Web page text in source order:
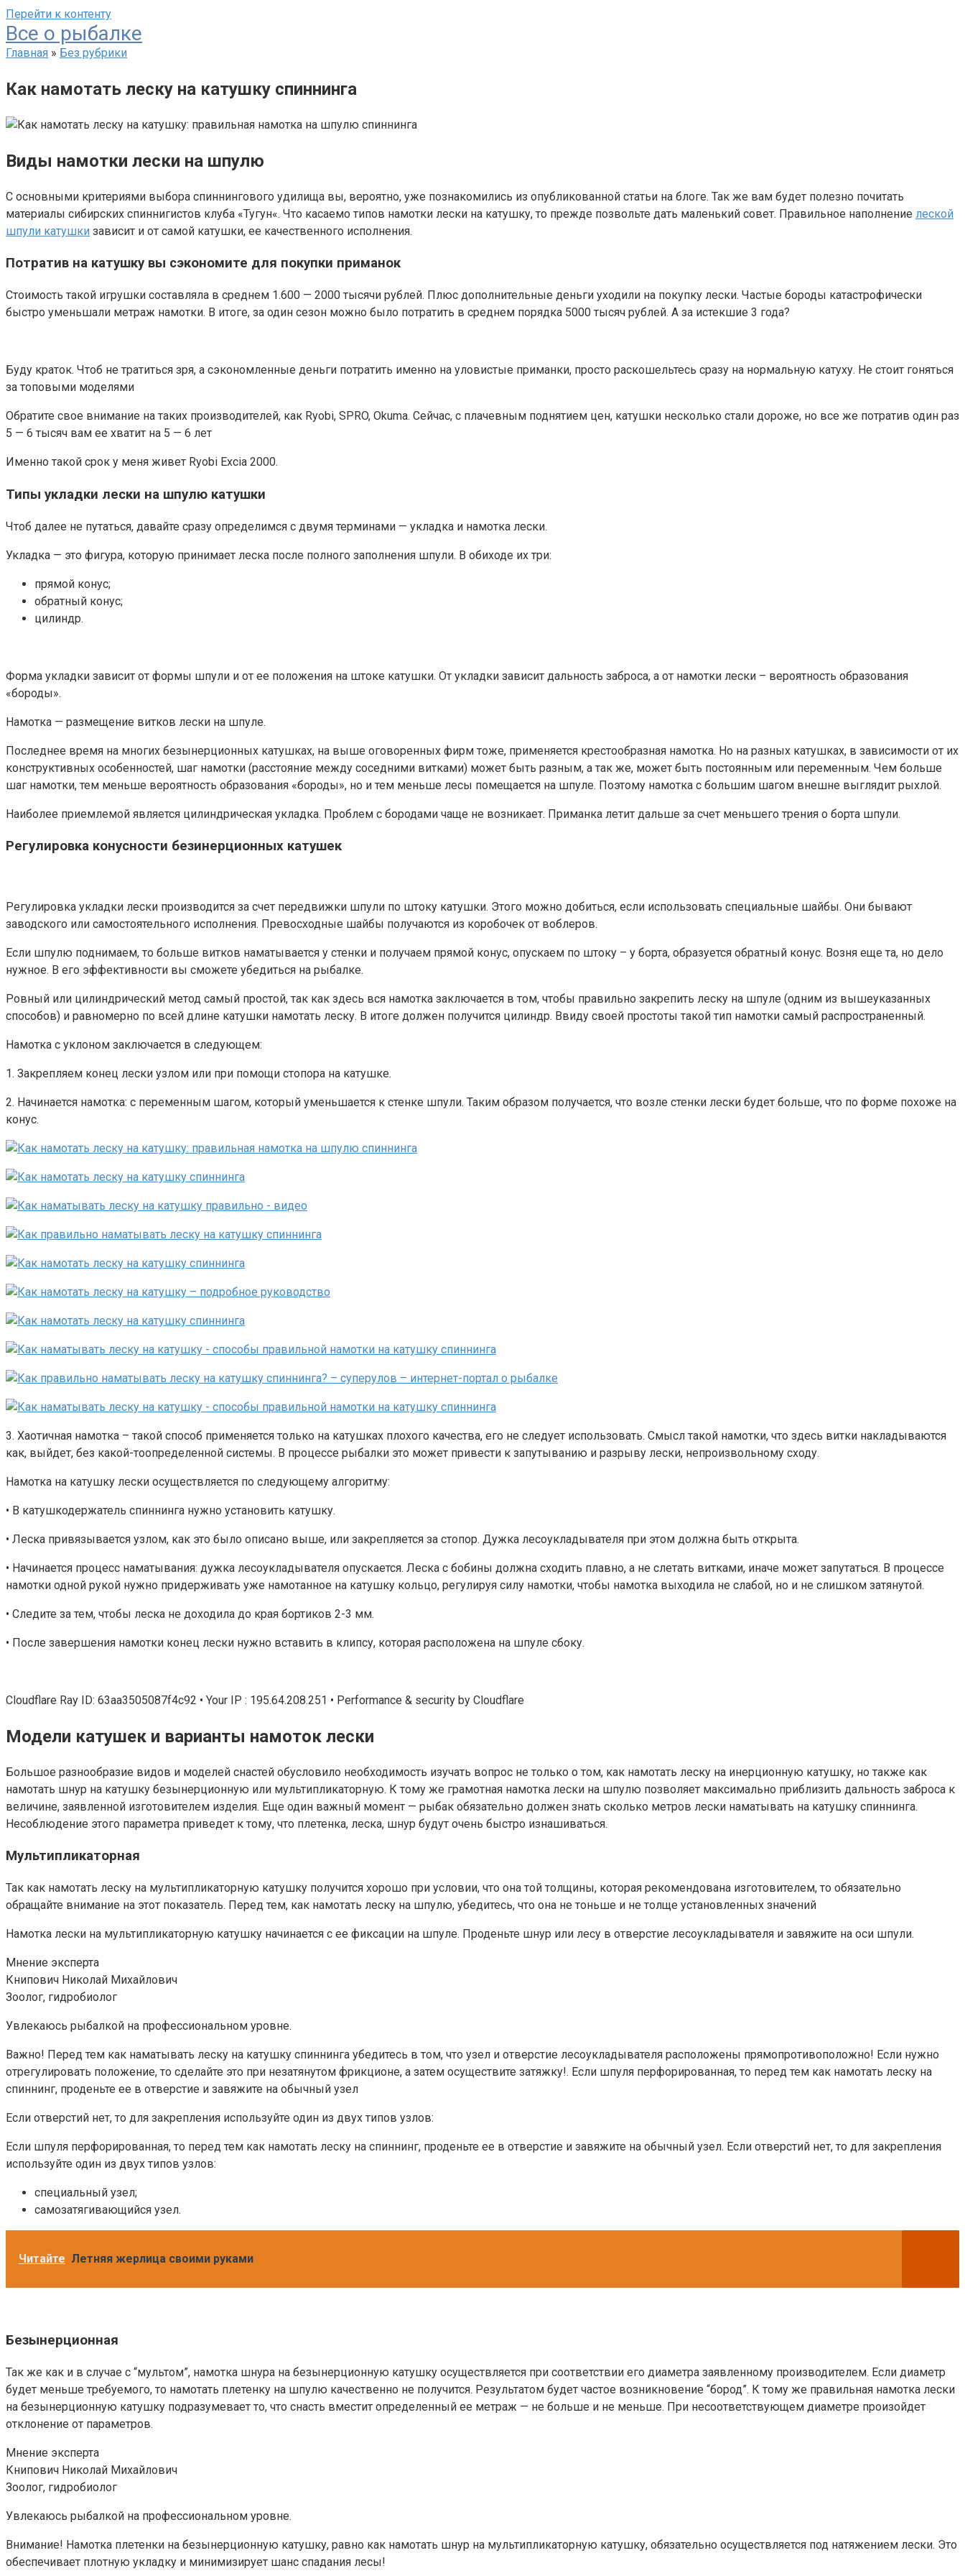
Перейти к контенту
Все о рыбалке
Главная » Без рубрики
Как намотать леску на катушку спиннинга
Виды намотки лески на шпулю
С основными критериями выбора спиннингового удилища вы, вероятно, уже познакомились из опубликованной статьи на блоге. Так же вам будет полезно почитать
материалы сибирских спиннигистов клуба «Тугун«. Что касаемо типов намотки лески на катушку, то прежде позвольте дать маленький совет. Правильное наполнение леской
шпули катушки зависит и от самой катушки, ее качественного исполнения.
Потратив на катушку вы сэкономите для покупки приманок
Стоимость такой игрушки составляла в среднем 1.600 — 2000 тысячи рублей. Плюс дополнительные деньги уходили на покупку лески. Частые бороды катастрофически
быстро уменьшали метраж намотки. В итоге, за один сезон можно было потратить в среднем порядка 5000 тысяч рублей. А за истекшие 3 года?
Буду краток. Чтоб не тратиться зря, а сэкономленные деньги потратить именно на уловистые приманки, просто раскошельтесь сразу на нормальную катуху. Не стоит гоняться
за топовыми моделями
Обратите свое внимание на таких производителей, как Ryobi, SPRO, Okuma. Сейчас, с плачевным поднятием цен, катушки несколько стали дороже, но все же потратив один раз
5 — 6 тысяч вам ее хватит на 5 — 6 лет
Именно такой срок у меня живет Ryobi Excia 2000.
Типы укладки лески на шпулю катушки
Чтоб далее не путаться, давайте сразу определимся с двумя терминами — укладка и намотка лески.
Укладка — это фигура, которую принимает леска после полного заполнения шпули. В обиходе их три:
прямой конус;
обратный конус;
цилиндр.
Форма укладки зависит от формы шпули и от ее положения на штоке катушки. От укладки зависит дальность заброса, а от намотки лески – вероятность образования
«бороды».
Намотка — размещение витков лески на шпуле.
Последнее время на многих безынерционных катушках, на выше оговоренных фирм тоже, применяется крестообразная намотка. Но на разных катушках, в зависимости от их
конструктивных особенностей, шаг намотки (расстояние между соседними витками) может быть разным, а так же, может быть постоянным или переменным. Чем больше
шаг намотки, тем меньше вероятность образования «бороды», но и тем меньше лесы помещается на шпуле. Поэтому намотка с большим шагом внешне выглядит рыхлой.
Наиболее приемлемой является цилиндрическая укладка. Проблем с бородами чаще не возникает. Приманка летит дальше за счет меньшего трения о борта шпули.
Регулировка конусности безинерционных катушек
Регулировка укладки лески производится за счет передвижки шпули по штоку катушки. Этого можно добиться, если использовать специальные шайбы. Они бывают
заводского или самостоятельного исполнения. Превосходные шайбы получаются из коробочек от воблеров.
Если шпулю поднимаем, то больше витков наматывается у стенки и получаем прямой конус, опускаем по штоку – у борта, образуется обратный конус. Возня еще та, но дело
нужное. В его эффективности вы сможете убедиться на рыбалке.
Ровный или цилиндрический метод самый простой, так как здесь вся намотка заключается в том, чтобы правильно закрепить леску на шпуле (одним из вышеуказанных
способов) и равномерно по всей длине катушки намотать леску. В итоге должен получится цилиндр. Ввиду своей простоты такой тип намотки самый распространенный.
Намотка с уклоном заключается в следующем:
1. Закрепляем конец лески узлом или при помощи стопора на катушке.
2. Начинается намотка: с переменным шагом, который уменьшается к стенке шпули. Таким образом получается, что возле стенки лески будет больше, что по форме похоже на
конус.
3. Хаотичная намотка – такой способ применяется только на катушках плохого качества, его не следует использовать. Смысл такой намотки, что здесь витки накладываются
как, выйдет, без какой-тоопределенной системы. В процессе рыбалки это может привести к запутыванию и разрыву лески, непроизвольному сходу.
Намотка на катушку лески осуществляется по следующему алгоритму:
• В катушкодержатель спиннинга нужно установить катушку.
• Леска привязывается узлом, как это было описано выше, или закрепляется за стопор. Дужка лесоукладывателя при этом должна быть открыта.
• Начинается процесс наматывания: дужка лесоукладывателя опускается. Леска с бобины должна сходить плавно, а не слетать витками, иначе может запутаться. В процессе
намотки одной рукой нужно придерживать уже намотанное на катушку кольцо, регулируя силу намотки, чтобы намотка выходила не слабой, но и не слишком затянутой.
• Следите за тем, чтобы леска не доходила до края бортиков 2-3 мм.
• После завершения намотки конец лески нужно вставить в клипсу, которая расположена на шпуле сбоку.
Cloudflare Ray ID: 63aa3505087f4c92 • Your IP : 195.64.208.251 • Performance & security by Cloudflare
Модели катушек и варианты намоток лески
Большое разнообразие видов и моделей снастей обусловило необходимость изучать вопрос не только о том, как намотать леску на инерционную катушку, но также как
намотать шнур на катушку безынерционную или мультипликаторную. К тому же грамотная намотка лески на шпулю позволяет максимально приблизить дальность заброса к
величине, заявленной изготовителем изделия. Еще один важный момент — рыбак обязательно должен знать сколько метров лески наматывать на катушку спиннинга.
Несоблюдение этого параметра приведет к тому, что плетенка, леска, шнур будут очень быстро изнашиваться.
Мультипликаторная
Так как намотать леску на мультипликаторную катушку получится хорошо при условии, что она той толщины, которая рекомендована изготовителем, то обязательно
обращайте внимание на этот показатель. Перед тем, как намотать леску на шпулю, убедитесь, что она не тоньше и не толще установленных значений
Намотка лески на мультипликаторную катушку начинается с ее фиксации на шпуле. Проденьте шнур или лесу в отверстие лесоукладывателя и завяжите на оси шпули.
Мнение эксперта
Книпович Николай Михайлович
Зоолог, гидробиолог
Увлекаюсь рыбалкой на профессиональном уровне.
Важно! Перед тем как наматывать леску на катушку спиннинга убедитесь в том, что узел и отверстие лесоукладывателя расположены прямопротивоположно! Если нужно
отрегулировать положение, то сделайте это при незатянутом фрикционе, а затем осуществите затяжку!. Если шпуля перфорированная, то перед тем как намотать леску на
спиннинг, проденьте ее в отверстие и завяжите на обычный узел
Если отверстий нет, то для закрепления используйте один из двух типов узлов:
Если шпуля перфорированная, то перед тем как намотать леску на спиннинг, проденьте ее в отверстие и завяжите на обычный узел. Если отверстий нет, то для закрепления
используйте один из двух типов узлов:
специальный узел;
самозатягивающийся узел.
Читайте Летняя жерлица своими руками
Безынерционная
Так же как и в случае с “мультом”, намотка шнура на безынерционную катушку осуществляется при соответствии его диаметра заявленному производителем. Если диаметр
будет меньше требуемого, то намотать плетенку на шпулю качественно не получится. Результатом будет частое возникновение “бород”. К тому же правильная намотка лески
на безынерционную катушку подразумевает то, что снасть вместит определенный ее метраж — не больше и не меньше. При несоответствующем диаметре произойдет
отклонение от параметров.
Мнение эксперта
Книпович Николай Михайлович
Зоолог, гидробиолог
Увлекаюсь рыбалкой на профессиональном уровне.
Внимание! Намотка плетенки на безынерционную катушку, равно как намотать шнур на мультипликаторную катушку, обязательно осуществляется под натяжением лески. Это
обеспечивает плотную укладку и минимизирует шанс спадания лесы!